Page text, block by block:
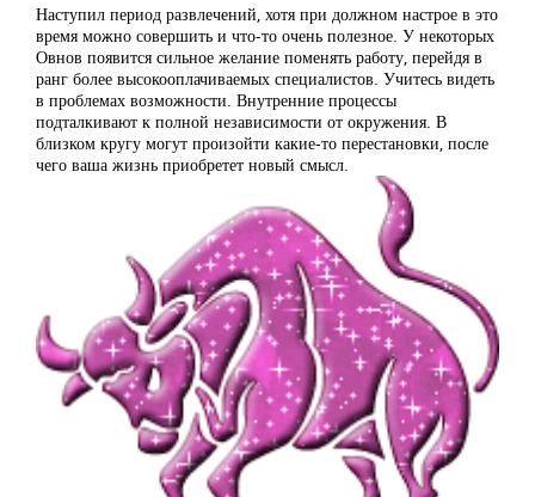
Наступил период развлечений, хотя при должном настрое в это
время можно совершить и что-то очень полезное. У некоторых
Овнов появится сильное желание поменять работу, перейдя в
ранг более высокооплачиваемых специалистов. Учитесь видеть
в проблемах возможности. Внутренние процессы
подталкивают к полной независимости от окружения. В
близком кругу могут произойти какие-то перестановки, после
чего ваша жизнь приобретет новый смысл.